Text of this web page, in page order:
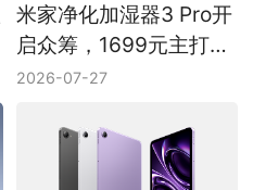
米家净化加湿器3 Pro开
启众筹，1699元主打大
水箱长续航
2026-07-27